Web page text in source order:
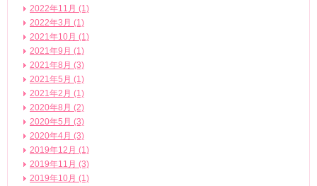
2022年11月 (1)
2022年3月 (1)
2021年10月 (1)
2021年9月 (1)
2021年8月 (3)
2021年5月 (1)
2021年2月 (1)
2020年8月 (2)
2020年5月 (3)
2020年4月 (3)
2019年12月 (1)
2019年11月 (3)
2019年10月 (1)